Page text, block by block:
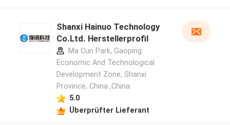
Shanxi Hainuo Technology
Co.Ltd. Herstellerprofil
Ma Cun Park, Gaoping
Economic And Technological
Development Zone, Shanxi
Province, China ,China
5.0
Überprüfter Lieferant